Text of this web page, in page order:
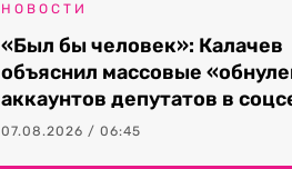
НОВОСТИ
«Был бы человек»: Калачев
объяснил массовые
аккаунтов депутатов в
07.08.2026 / 06:45